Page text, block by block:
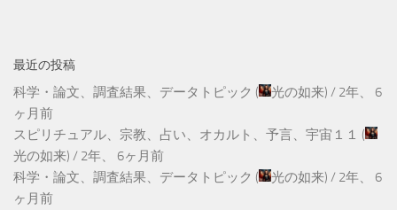
最近の投稿
科学・論文、調査結果、データトピック ( 光の如来) / 2年、 6
ヶ月前
スピリチュアル、宗教、占い、オカルト、予言、宇宙１１ (
光の如来) / 2年、 6ヶ月前
科学・論文、調査結果、データトピック ( 光の如来) / 2年、 6
ヶ月前